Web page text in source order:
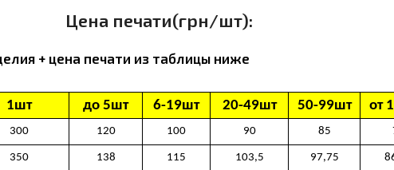
Цена печати(грн/шт):
+ цена печати из таблицы ниже